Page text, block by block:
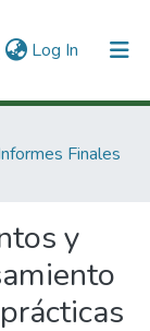
Log In (current)
Finales
y